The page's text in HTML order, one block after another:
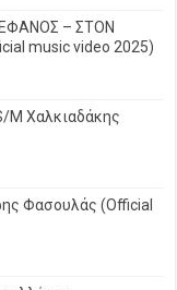
– ΣΤΟΝ
music video 2025)
M Χαλκιαδάκης
Φασουλάς (Official